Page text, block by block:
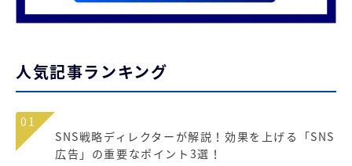
人気記事ランキング
01
SNS戦略ディレクターが解説！効果を上げる「SNS
広告」の重要なポイント3選！